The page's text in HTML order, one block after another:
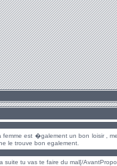
est �galement un bon loisir ,
le trouve bon egalement.
tu vas te faire du mal[/